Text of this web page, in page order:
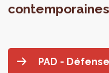
PAD - Défense